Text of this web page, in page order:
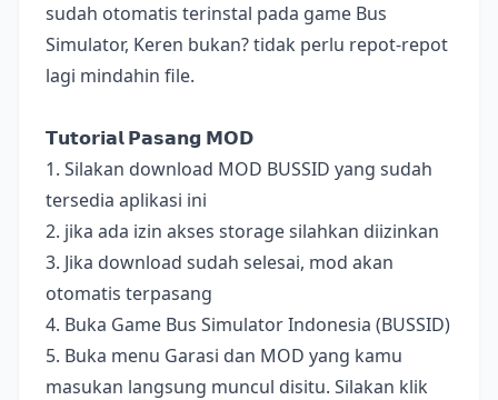
sudah otomatis terinstal pada game Bus
Simulator, Keren bukan? tidak perlu repot-repot
lagi mindahin file.
𝗧𝘂𝘁𝗼𝗿𝗶𝗮𝗹 𝗣𝗮𝘀𝗮𝗻𝗴 𝗠𝗢𝗗
1. Silakan download MOD BUSSID yang sudah
tersedia aplikasi ini
2. jika ada izin akses storage silahkan diizinkan
3. Jika download sudah selesai, mod akan
otomatis terpasang
4. Buka Game Bus Simulator Indonesia (BUSSID)
5. Buka menu Garasi dan MOD yang kamu
masukan langsung muncul disitu. Silakan klik